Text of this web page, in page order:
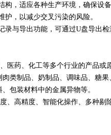
，适应各种生产环境，确保设
护，以减少交叉污染的风险。
录与导出功能，可通过U盘导出
医药、化工等多个行业的产品或
类制品、奶制品、调味品、糖
包装材料中的金属异物等。
、高精度、智能化操作、多种剔